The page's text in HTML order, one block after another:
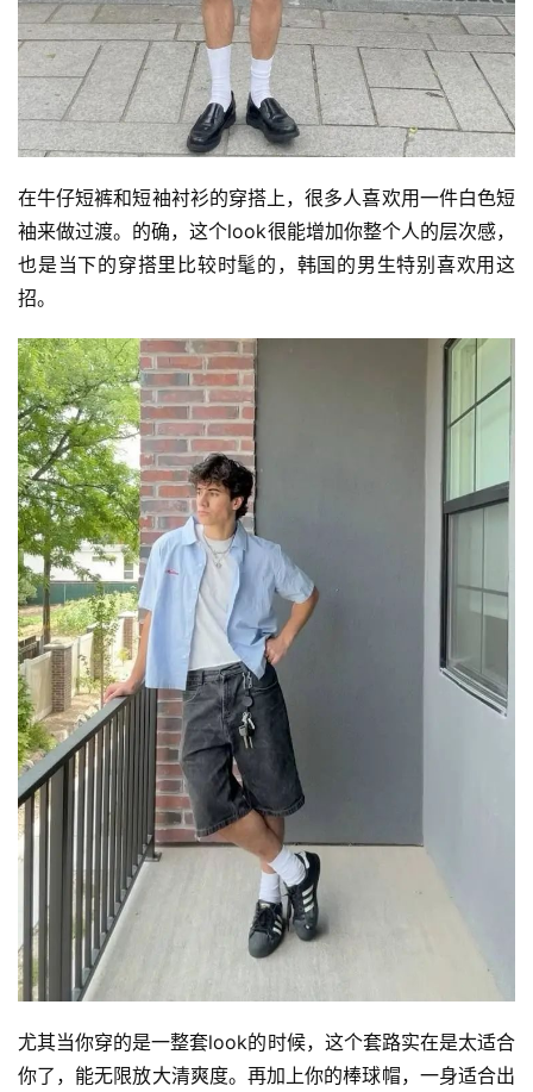
在牛仔短裤和短袖衬衫的穿搭上，很多人喜欢用一件白色短
袖来做过渡。的确，这个look很能增加你整个人的层次感，
也是当下的穿搭里比较时髦的，韩国的男生特别喜欢用这
招。
尤其当你穿的是一整套look的时候，这个套路实在是太适合
你了，能无限放大清爽度。再加上你的棒球帽，一身适合出